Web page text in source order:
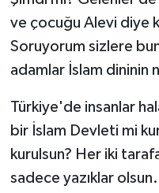
ve çocuğu Alevi diye
Soruyorum sizlere
adamlar İslam dininin
Türkiye'de insanlar
bir İslam Devleti mi
kurulsun? Her iki
sadece yazıklar